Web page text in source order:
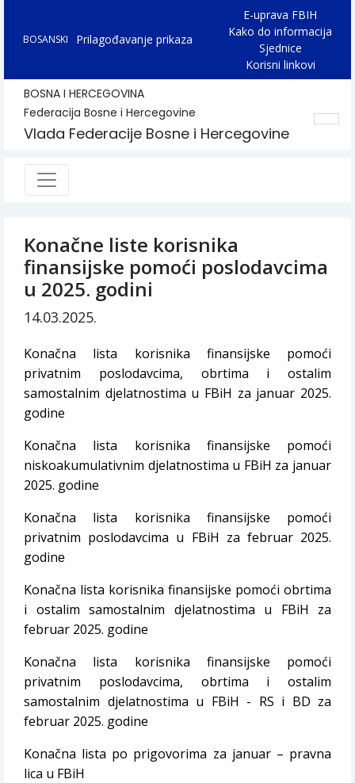
BOSANSKI Prilagođavanje prikaza
E-uprava FBIH
Kako do informacija
Sjednice
Korisni linkovi
BOSNA I HERCEGOVINA
Federacija Bosne i Hercegovine
Vlada Federacije Bosne i Hercegovine
Konačne liste korisnika
finansijske pomoći poslodavcima
u 2025. godini
14.03.2025.
Konačna lista korisnika finansijske pomoći
privatnim poslodavcima, obrtima i ostalim
samostalnim djelatnostima u FBiH za januar 2025.
godine
Konačna lista korisnika finansijske pomoći
niskoakumulativnim djelatnostima u FBiH za januar
2025. godine
Konačna lista korisnika finansijske pomoći
privatnim poslodavcima u FBiH za februar 2025.
godine
Konačna lista korisnika finansijske pomoći obrtima
i ostalim samostalnim djelatnostima u FBiH za
februar 2025. godine
Konačna lista korisnika finansijske pomoći
privatnim poslodavcima, obrtima i ostalim
samostalnim djelatnostima u FBiH - RS i BD za
februar 2025. godine
Konačna lista po prigovorima za januar – pravna
lica u FBiH